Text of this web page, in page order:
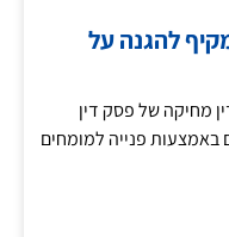
להגנה על
מחיקה של פסק דין
פנייה למומחים